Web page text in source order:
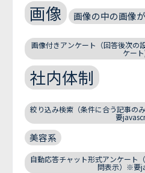
画像 画像の中の画像
画像付きアンケート（回答後次
ケー
社内体制
絞り込み検索（条件に合う記事の
要
美容系
自動応答チャット形式アンケート
問表示）※要